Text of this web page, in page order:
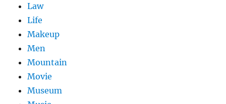
Law
Life
Makeup
Men
Mountain
Movie
Museum